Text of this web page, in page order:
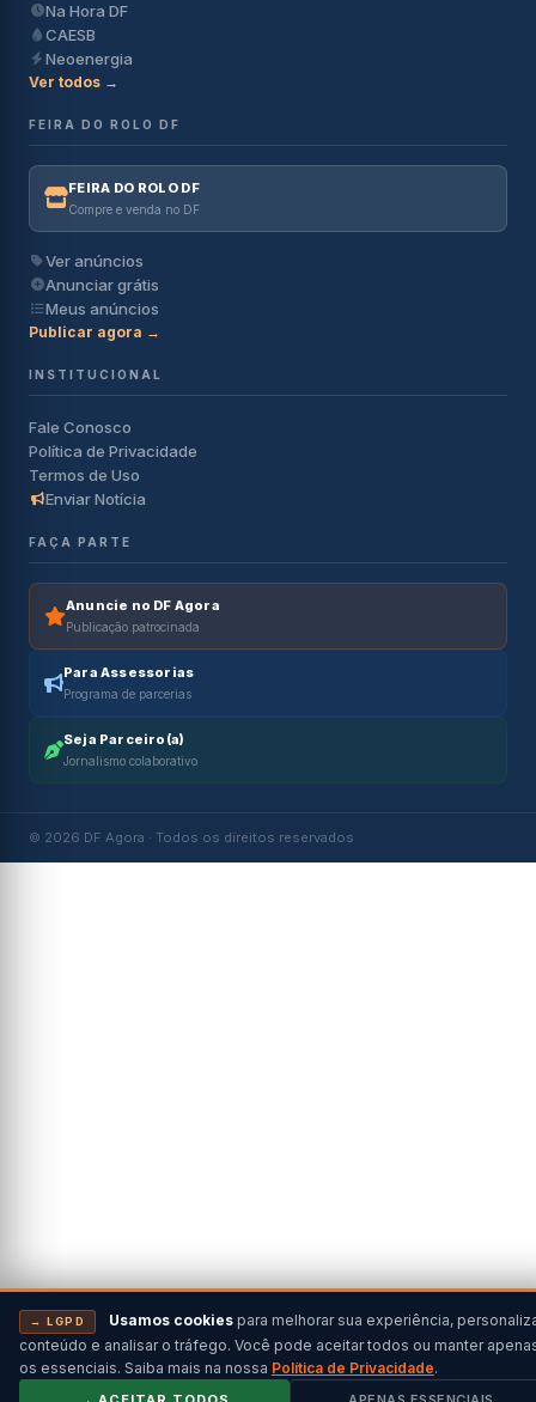
Na Hora DF
CAESB
Neoenergia
Ver todos →
FEIRA DO ROLO DF
FEIRA DO ROLO DF
Compre e venda no DF
Ver anúncios
Anunciar grátis
Meus anúncios
Publicar agora →
INSTITUCIONAL
Fale Conosco
Política de Privacidade
Termos de Uso
Enviar Notícia
FAÇA PARTE
Anuncie no DF Agora
Publicação patrocinada
Para Assessorias
Programa de parcerias
Seja Parceiro(a)
Jornalismo colaborativo
© 2026 DF Agora · Todos os direitos reservados
→ LGPD Usamos cookies para melhorar sua experiência,
conteúdo e analisar o tráfego. Você pode aceitar todos ou manter
os essenciais. Saiba mais na nossa Política de Privacidade.